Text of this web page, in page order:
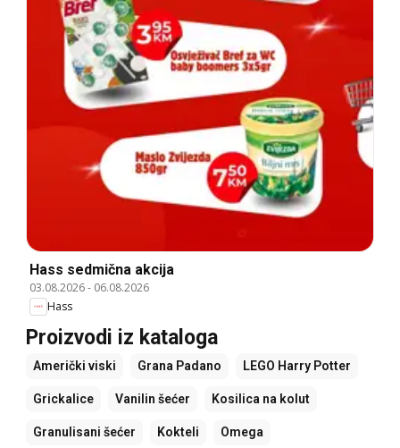
Hass sedmična akcija
03.08.2026- 06.08.2026
Hass
Proizvodi iz kataloga
Američki viski Grana Padano LEGO Harry Potter
Grickalice Vanilin šećer Kosilica na kolut
Granulisani šećer Kokteli Omega